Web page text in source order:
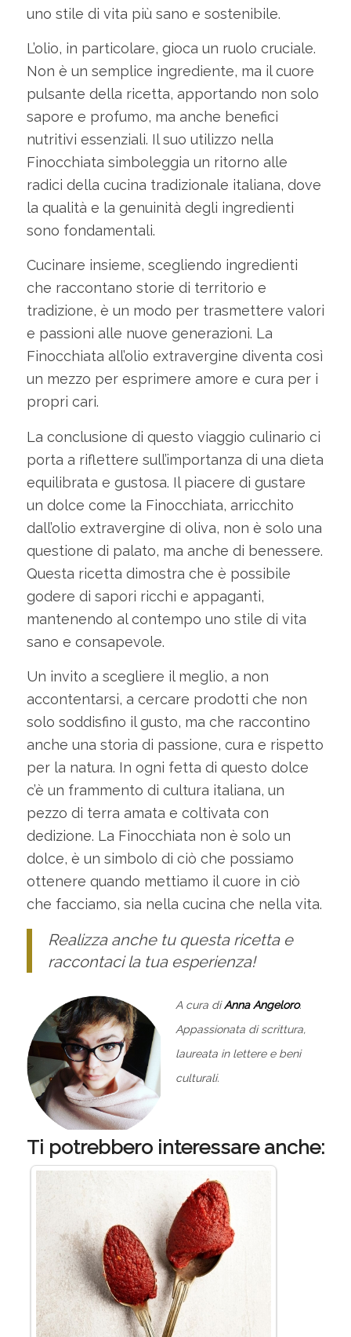
uno stile di vita più sano e sostenibile.
L’olio, in particolare, gioca un ruolo cruciale.
Non è un semplice ingrediente, ma il cuore
pulsante della ricetta, apportando non solo
sapore e profumo, ma anche benefici
nutritivi essenziali. Il suo utilizzo nella
Finocchiata simboleggia un ritorno alle
radici della cucina tradizionale italiana, dove
la qualità e la genuinità degli ingredienti
sono fondamentali.
Cucinare insieme, scegliendo ingredienti
che raccontano storie di territorio e
tradizione, è un modo per trasmettere valori
e passioni alle nuove generazioni. La
Finocchiata all’olio extravergine diventa così
un mezzo per esprimere amore e cura per i
propri cari.
La conclusione di questo viaggio culinario ci
porta a riflettere sull’importanza di una dieta
equilibrata e gustosa. Il piacere di gustare
un dolce come la Finocchiata, arricchito
dall’olio extravergine di oliva, non è solo una
questione di palato, ma anche di benessere.
Questa ricetta dimostra che è possibile
godere di sapori ricchi e appaganti,
mantenendo al contempo uno stile di vita
sano e consapevole.
Un invito a scegliere il meglio, a non
accontentarsi, a cercare prodotti che non
solo soddisfino il gusto, ma che raccontino
anche una storia di passione, cura e rispetto
per la natura. In ogni fetta di questo dolce
c’è un frammento di cultura italiana, un
pezzo di terra amata e coltivata con
dedizione. La Finocchiata non è solo un
dolce, è un simbolo di ciò che possiamo
ottenere quando mettiamo il cuore in ciò
che facciamo, sia nella cucina che nella vita.
Realizza anche tu questa ricetta e
raccontaci la tua esperienza!
A cura diAnna Angeloro.
Appassionata di scrittura,
laureata in lettere e beni
culturali.
Ti potrebbero interessare anche: